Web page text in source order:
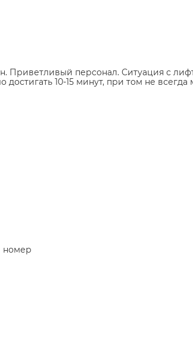
Приветливый персонал. Ситуация с
10-15 минут, при том не
номер